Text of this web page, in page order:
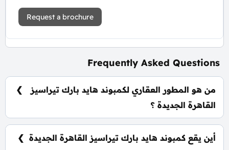
Request a brochure
Frequently Asked Questions
من هو المطور العقاري لكمبوند هايد بارك تيراسيز
القاهرة الجديدة ؟
شركة هايد بارك للتطوير العقاري Hyde Park
Developments.
أين يقع كمبوند هايد بارك تيراسيز القاهرة الجديدة